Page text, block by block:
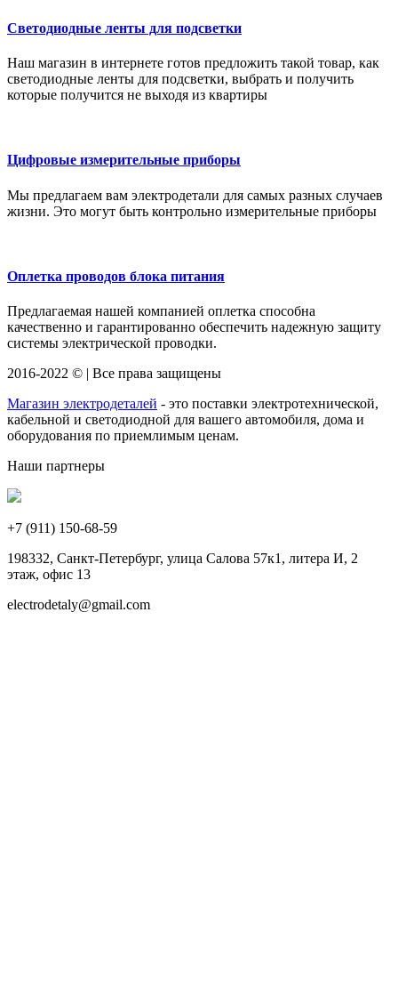
Светодиодные ленты для подсветки
Наш магазин в интернете готов предложить такой товар, как
светодиодные ленты для подсветки, выбрать и получить
которые получится не выходя из квартиры
Цифровые измерительные приборы
Мы предлагаем вам электродетали для самых разных случаев
жизни. Это могут быть контрольно измерительные приборы
Оплетка проводов блока питания
Предлагаемая нашей компанией оплетка способна
качественно и гарантированно обеспечить надежную защиту
системы электрической проводки.
2016-2022 © | Все права защищены
Магазин электродеталей - это поставки электротехнической,
кабельной и светодиодной для вашего автомобиля, дома и
оборудования по приемлимым ценам.
Наши партнеры
+7 (911) 150-68-59
198332, Санкт-Петербург, улица Салова 57к1, литера И, 2
этаж, офис 13
electrodetaly@gmail.com